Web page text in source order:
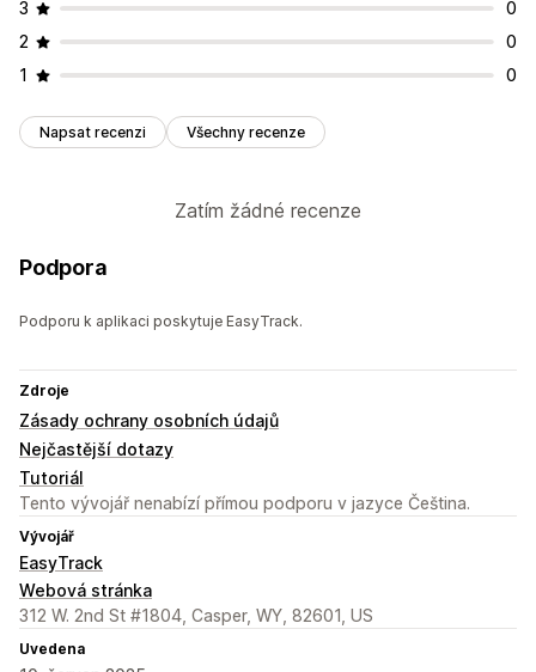
3
0
2
0
1
0
Napsat recenzi Všechny recenze
Zatím žádné recenze
Podpora
Podporu k aplikaci poskytuje EasyTrack.
Zdroje
Zásady ochrany osobních údajů
Nejčastější dotazy
Tutoriál
Tento vývojář nenabízí přímou podporu v jazyce Čeština.
Vývojář
EasyTrack
Webová stránka
312 W. 2nd St #1804, Casper, WY, 82601, US
Uvedena